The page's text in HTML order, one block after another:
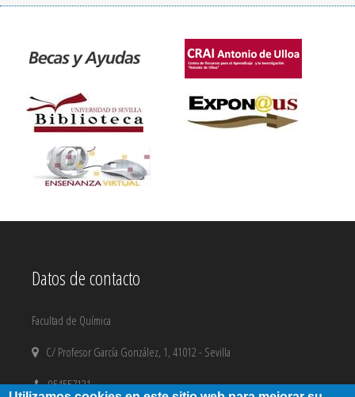
Datos de contacto
Facultad de Química
C/ Profesor García González, 1, 41012 - Sevilla
954557131